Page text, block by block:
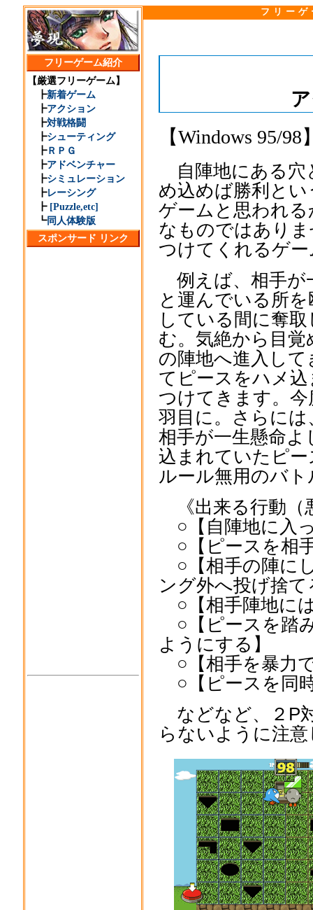
フリーゲーム紹介
【厳選フリーゲーム】
┣新着ゲーム
┣アクション
┣対戦格闘
┣シューティング
┣ＲＰＧ
┣アドベンチャー
┣シミュレーション
┣レーシング
┣ [Puzzle,etc]
┗同人体験版
スポンサード リンク
フリー
【Windows
自陣地にある穴
め込めば勝利と
ゲームと思われ
なものではあり
つけてくれるゲ
例えば、相手が
と運んでいる所
している間に奪
む。気絶から目
の陣地へ進入し
てピースをハメ
つけてきます。
羽目に。さらに
相手が一生懸命
込まれていたピ
ルール無用のバ
《出来る行動（
○【自陣地に入
○【ピースを相
○【相手の陣に
ング外へ投げ捨て
○【相手陣地に
○【ピースを踏
ようにする】
○【相手を暴力
○【ピースを同
などなど、２P
らないように注